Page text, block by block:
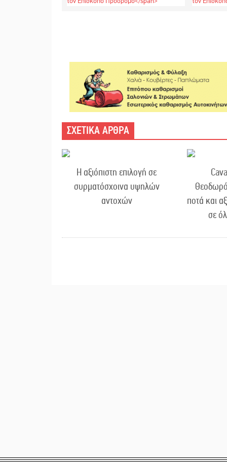
ΣΧΕΤΙΚΑ ΑΡΘΡΑ
Η αξιόπιστη επιλογή σε
συρματόσχοινα υψηλών
αντοχών
ποτά και
σε